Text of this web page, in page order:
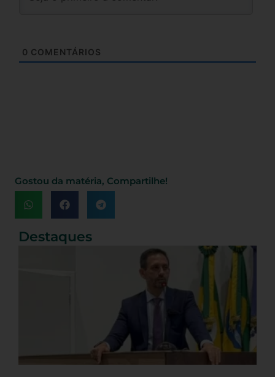
0 COMENTÁRIOS
Gostou da matéria, Compartilhe!
Destaques